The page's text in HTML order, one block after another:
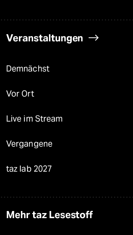
Veranstaltungen
Demnächst
Vor Ort
Live im Stream
Vergangene
taz lab 2027
Mehr taz Lesestoff